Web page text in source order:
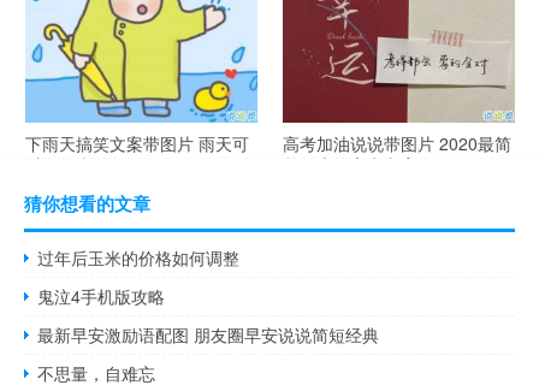
下雨天搞笑文案带图片 雨天可
以发的幽默句子
高考加油说说带图片 2020最简
单励志的高考文案
猜你想看的文章
过年后玉米的价格如何调整
鬼泣4手机版攻略
最新早安激励语配图 朋友圈早安说说简短经典
不思量，自难忘